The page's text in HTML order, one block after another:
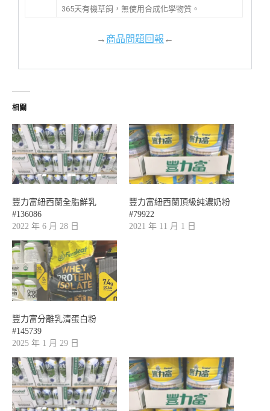
365天有機草飼，無使用合成化學物質。
→商品問題回報←
相關
豐力富紐西蘭全脂鮮乳
#136086
2022 年 6 月 28 日
豐力富紐西蘭頂級純濃奶粉
#79922
2021 年 11 月 1 日
豐力富分離乳清蛋白粉
#145739
2025 年 1 月 29 日